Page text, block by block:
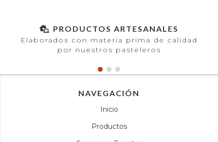
PRODUCTOS ARTESANALES
Elaborados con materia prima de calidad
por nuestros pasteleros
NAVEGACIÓN
Inicio
Productos